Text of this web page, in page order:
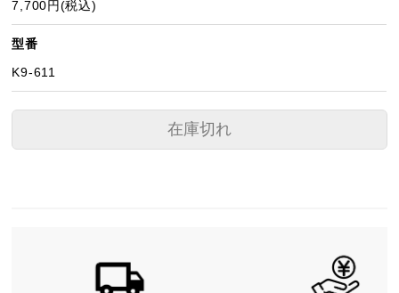
7,700円(税込)
型番
K9-611
在庫切れ